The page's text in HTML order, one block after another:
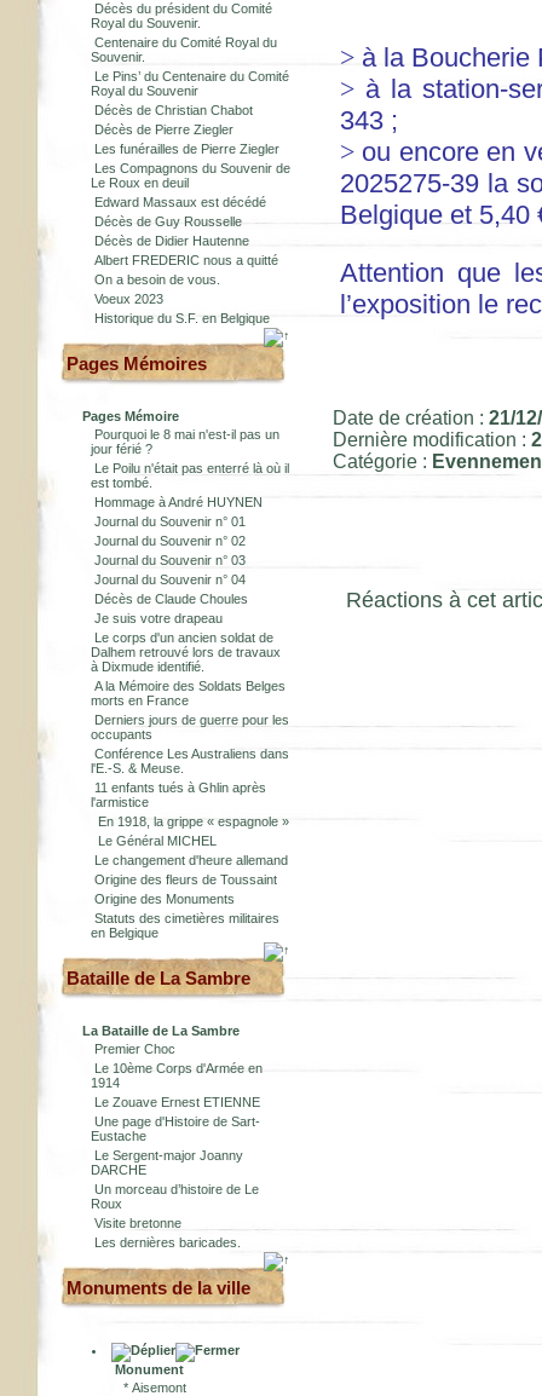
Décès du président du Comité
Royal du Souvenir.
Centenaire du Comité Royal du
Souvenir.
Le Pins’ du Centenaire du Comité
Royal du Souvenir
Décès de Christian Chabot
Décès de Pierre Ziegler
Les funérailles de Pierre Ziegler
Les Compagnons du Souvenir de
Le Roux en deuil
Edward Massaux est décédé
Décès de Guy Rousselle
Décès de Didier Hautenne
Albert FREDERIC nous a quitté
On a besoin de vous.
Voeux 2023
Historique du S.F. en Belgique
Pages Mémoires
Pages Mémoire
Pourquoi le 8 mai n'est-il pas un
jour férié ?
Le Poilu n'était pas enterré là où il
est tombé.
Hommage à André HUYNEN
Journal du Souvenir n° 01
Journal du Souvenir n° 02
Journal du Souvenir n° 03
Journal du Souvenir n° 04
Décès de Claude Choules
Je suis votre drapeau
Le corps d'un ancien soldat de
Dalhem retrouvé lors de travaux
à Dixmude identifié.
A la Mémoire des Soldats Belges
morts en France
Derniers jours de guerre pour les
occupants
Conférence Les Australiens dans
l'E.-S. & Meuse.
11 enfants tués à Ghlin après
l'armistice
En 1918, la grippe « espagnole »
Le Général MICHEL
Le changement d'heure allemand
Origine des fleurs de Toussaint
Origine des Monuments
Statuts des cimetières militaires
en Belgique
Bataille de La Sambre
La Bataille de La Sambre
Premier Choc
Le 10ème Corps d'Armée en
1914
Le Zouave Ernest ETIENNE
Une page d'Histoire de Sart-
Eustache
Le Sergent-major Joanny
DARCHE
Un morceau d’histoire de Le
Roux
Visite bretonne
Les dernières baricades.
Monuments de la ville
Monument
* Aisemont
> à la Boucherie
> à la station-
343 ;
> ou encore en
2025275-39 la
Belgique et 5,40
Attention que
l’exposition le
Date de création : 21/
Dernière modification :
Catégorie :
Réactions à cet